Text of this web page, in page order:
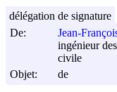
De:
Jean-
ingénieur
civile
Objet:
de
délégation de signature